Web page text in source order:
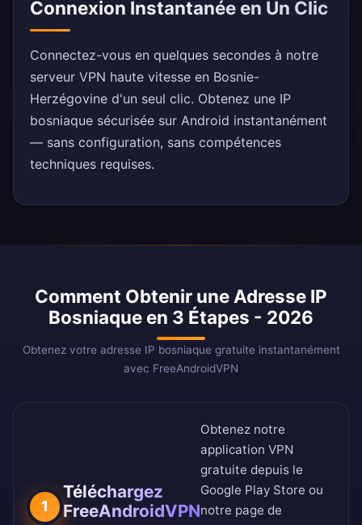
Connexion Instantanée en Un Clic
Connectez-vous en quelques secondes à notre
serveur VPN haute vitesse en Bosnie-
Herzégovine d'un seul clic. Obtenez une IP
bosniaque sécurisée sur Android instantanément
— sans configuration, sans compétences
techniques requises.
Comment Obtenir une Adresse IP
Bosniaque en 3 Étapes - 2026
Obtenez votre adresse IP bosniaque gratuite instantanément
avec FreeAndroidVPN
1
Téléchargez
FreeAndroidVPN
Obtenez notre
application VPN
gratuite depuis le
Google Play Store ou
notre page de